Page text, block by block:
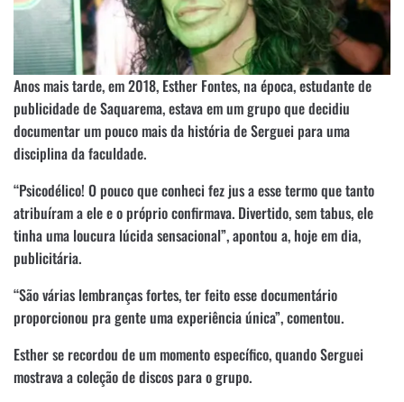
Anos mais tarde, em 2018, Esther Fontes, na época, estudante de
publicidade de Saquarema, estava em um grupo que decidiu
documentar um pouco mais da história de Serguei para uma
disciplina da faculdade.
“Psicodélico! O pouco que conheci fez jus a esse termo que tanto
atribuíram a ele e o próprio confirmava. Divertido, sem tabus, ele
tinha uma loucura lúcida sensacional”, apontou a, hoje em dia,
publicitária.
“São várias lembranças fortes, ter feito esse documentário
proporcionou pra gente uma experiência única”, comentou.
Esther se recordou de um momento específico, quando Serguei
mostrava a coleção de discos para o grupo.